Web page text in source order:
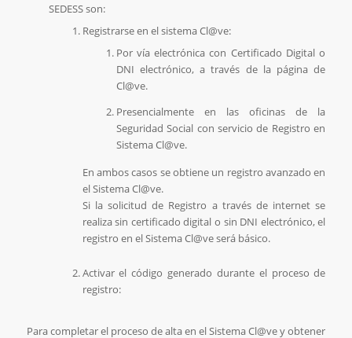
SEDESS son:
Registrarse en el sistema Cl@ve:
Por vía electrónica con Certificado Digital o
DNI electrónico, a través de la página de
Cl@ve.
Presencialmente en las oficinas de la
Seguridad Social con servicio de Registro en
Sistema Cl@ve.
En ambos casos se obtiene un registro avanzado en
el Sistema Cl@ve.
Si la solicitud de Registro a través de internet se
realiza sin certificado digital o sin DNI electrónico, el
registro en el Sistema Cl@ve será básico.
Activar el código generado durante el proceso de
registro:
Para completar el proceso de alta en el Sistema Cl@ve y obtener